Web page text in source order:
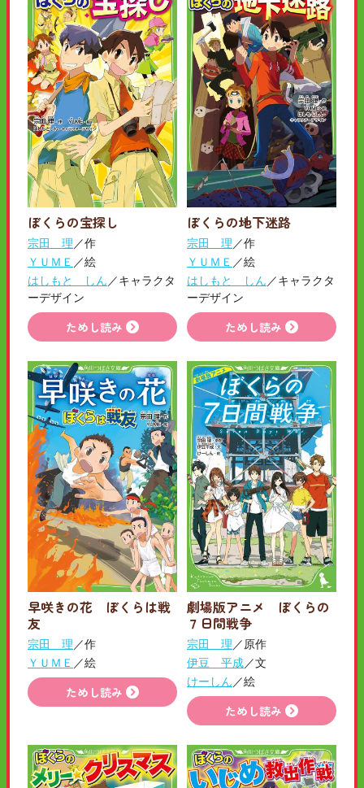
ぼくらの宝探し
宗田 理 ／作
ＹＵＭＥ ／絵
はしもと しん ／キャラクタ
ーデザイン
ためし読み
ぼくらの地下迷路
宗田 理 ／作
ＹＵＭＥ ／絵
はしもと しん ／キャラクタ
ーデザイン
ためし読み
早咲きの花 ぼくらは戦
友
宗田 理 ／作
ＹＵＭＥ ／絵
ためし読み
劇場版アニメ ぼくらの
７日間戦争
宗田 理 ／原作
伊豆 平成／文
けーしん ／絵
ためし読み